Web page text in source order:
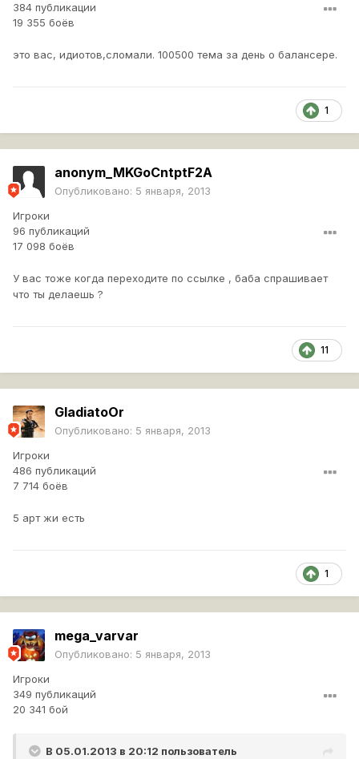
384 публикации
19 355 боёв
это вас, идиотов,сломали. 100500 тема за день о балансере.
1
anonym_MKGoCntptF2A
Опубликовано: 5 января, 2013
Игроки
96 публикаций
17 098 боёв
У вас тоже когда переходите по ссылке , баба спрашивает
что ты делаешь ?
11
GladiatoOr
Опубликовано: 5 января, 2013
Игроки
486 публикаций
7 714 боёв
5 арт жи есть
1
mega_varvar
Опубликовано: 5 января, 2013
Игроки
349 публикаций
20 341 бой
В 05.01.2013 в 20:12 пользователь